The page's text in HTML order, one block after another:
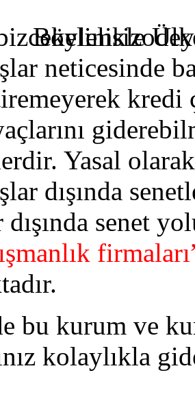
Böylelikle
neticesinde
kredi
Yasal
dışında
senet
bu kurum ve
kolaylıkla